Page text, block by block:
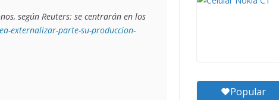
según Reuters: se centrarán en los
externalizar-parte-su-produccion-
Popular